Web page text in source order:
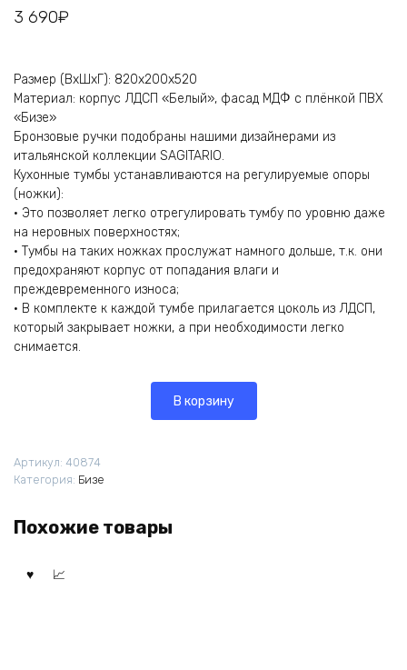
3 690₽
Размер (ВхШхГ): 820х200х520
Материал: корпус ЛДСП «Белый», фасад МДФ с плёнкой ПВХ
«Бизе»
Бронзовые ручки подобраны нашими дизайнерами из
итальянской коллекции SAGITARIO.
Кухонные тумбы устанавливаются на регулируемые опоры
(ножки):
• Это позволяет легко отрегулировать тумбу по уровню даже
на неровных поверхностях;
• Тумбы на таких ножках прослужат намного дольше, т.к. они
предохраняют корпус от попадания влаги и
преждевременного износа;
• В комплекте к каждой тумбе прилагается цоколь из ЛДСП,
который закрывает ножки, а при необходимости легко
снимается.
В корзину
Артикул: 40874
Категория: Бизе
Похожие товары